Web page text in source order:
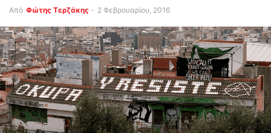
Από Φώτης Τερζάκης - 2 Φεβρουαρίου, 2016